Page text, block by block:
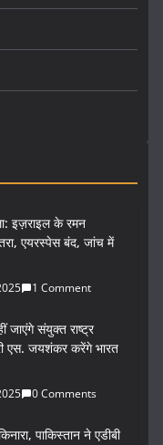
इज़राइल के रमन
एयरस्पेस बंद, जांच में
1 Comment
जाएंगे संयुक्त राष्ट्र
एस. जयशंकर करेंगे भारत
0 Comments
पाकिस्तान ने एडीबी